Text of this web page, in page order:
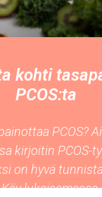
kohti
PCOS:ta
PCOS?
kirjoitin PCOS-
on hyvä
lukaisemassa